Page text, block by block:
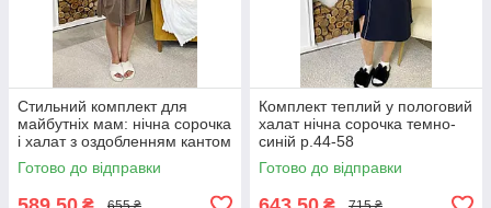
Стильний комплект для
майбутніх мам: нічна сорочка
і халат з оздобленням кантом
мокко 44-54р.
Готово до відправки
Комплект теплий у пологовий
халат нічна сорочка темно-
синій р.44-58
Готово до відправки